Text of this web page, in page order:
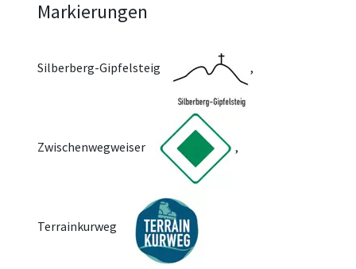
Markierungen
Silberberg-Gipfelsteig ,
Zwischenwegweiser ,
Terrainkurweg